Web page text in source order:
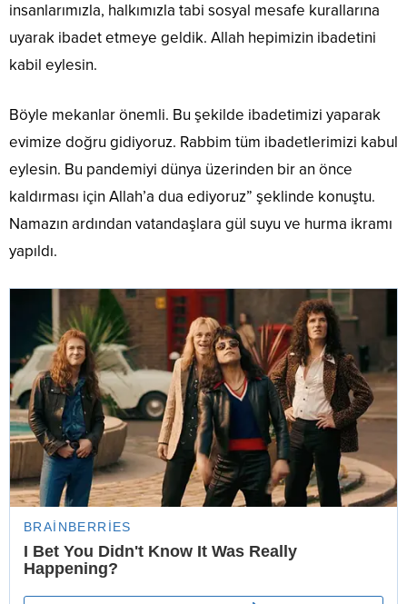
insanlarımızla, halkımızla tabi sosyal mesafe kurallarına
uyarak ibadet etmeye geldik. Allah hepimizin ibadetini
kabil eylesin.
Böyle mekanlar önemli. Bu şekilde ibadetimizi yaparak
evimize doğru gidiyoruz. Rabbim tüm ibadetlerimizi kabul
eylesin. Bu pandemiyi dünya üzerinden bir an önce
kaldırması için Allah’a dua ediyoruz” şeklinde konuştu.
Namazın ardından vatandaşlara gül suyu ve hurma ikramı
yapıldı.